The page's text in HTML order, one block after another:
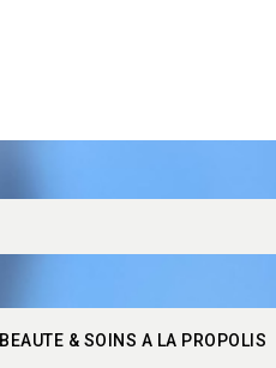
BEAUTE & SOINS A LA PROPOLIS